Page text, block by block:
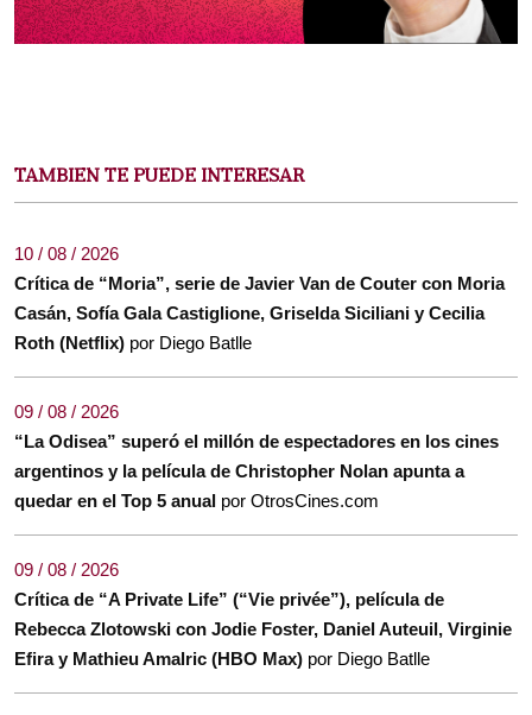
TAMBIEN TE PUEDE INTERESAR
10 / 08 / 2026
Crítica de “Moria”, serie de Javier Van de Couter con Moria
Casán, Sofía Gala Castiglione, Griselda Siciliani y Cecilia
Roth (Netflix) por Diego Batlle
09 / 08 / 2026
“La Odisea” superó el millón de espectadores en los cines
argentinos y la película de Christopher Nolan apunta a
quedar en el Top 5 anual por OtrosCines.com
09 / 08 / 2026
Crítica de “A Private Life” (“Vie privée”), película de
Rebecca Zlotowski con Jodie Foster, Daniel Auteuil, Virginie
Efira y Mathieu Amalric (HBO Max) por Diego Batlle